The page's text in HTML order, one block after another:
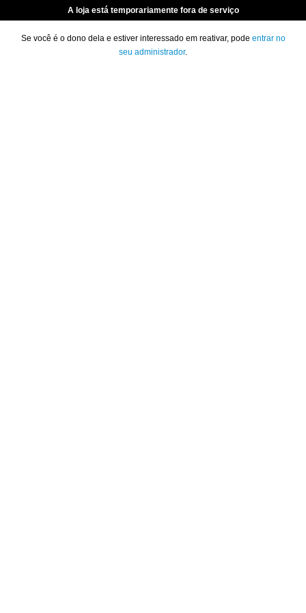
A loja está temporariamente fora de serviço
Se você é o dono dela e estiver interessado em reativar, pode entrar no
seu administrador.